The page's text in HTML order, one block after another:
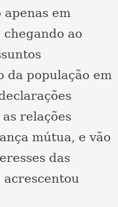
em
chegando ao
da população em
relações
mútua, e vão
das
acrescentou